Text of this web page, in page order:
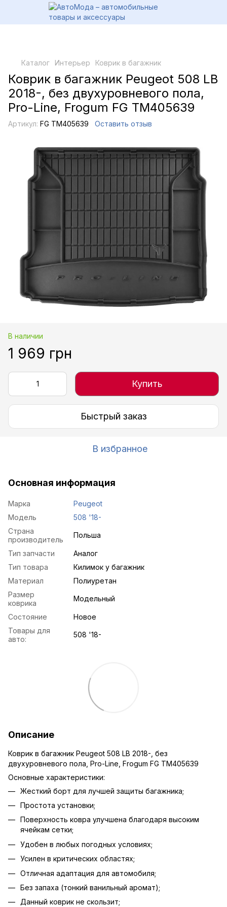
Каталог Интерьер Коврик в багажник
Коврик в багажник Peugeot 508 LB
2018-, без двухуровневого пола,
Pro-Line, Frogum FG TM405639
Артикул: FG TM405639 Оставить отзыв
В наличии
1 969 грн
Купить
Быстрый заказ
В избранное
Основная информация
Марка
Peugeot
Модель
508 '18-
Страна
производитель
Польша
Тип запчасти
Аналог
Тип товара
Килимок у багажник
Материал
Полиуретан
Размер
коврика
Модельный
Состояние
Новое
Товары для
авто:
508 '18-
Описание
Коврик в багажник Peugeot 508 LB 2018-, без
двухуровневого пола, Pro-Line, Frogum FG TM405639
Основные характеристики:
Жесткий борт для лучшей защиты багажника;
Простота установки;
Поверхность ковра улучшена благодаря высоким
ячейкам сетки;
Удобен в любых погодных условиях;
Усилен в критических областях;
Отличная адаптация для автомобиля;
Без запаха (тонкий ванильный аромат);
Данный коврик не скользит;